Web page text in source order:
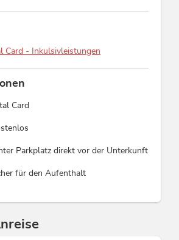
Card - Inkulsivleistungen
Card
Parkplatz direkt vor der Unterkunft
für den Aufenthalt